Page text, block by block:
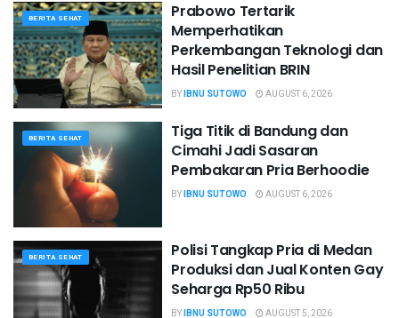
BERITA SEHAT
Prabowo Tertarik
Memperhatikan
Perkembangan Teknologi dan
Hasil Penelitian BRIN
BYIBNU SUTOWO AUGUST 6, 2026
BERITA SEHAT
Tiga Titik di Bandung dan
Cimahi Jadi Sasaran
Pembakaran Pria Berhoodie
BYIBNU SUTOWO AUGUST 6, 2026
BERITA SEHAT
Polisi Tangkap Pria di Medan
Produksi dan Jual Konten Gay
Seharga Rp50 Ribu
BYIBNU SUTOWO AUGUST 5, 2026